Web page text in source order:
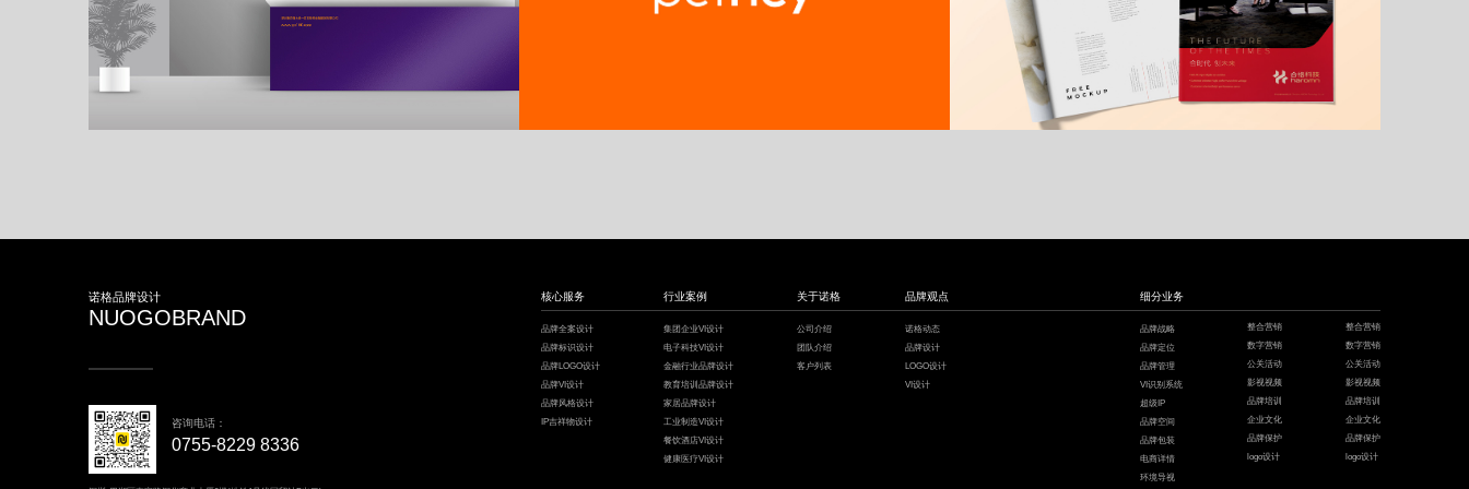
金融VI设计,基金理财LOGO设计,VI设计 宠物品牌形象设计,宠物VI设计,智能养宠logo设计 新能源VI设计,汽车LOGO设计
诺格品牌设计
NUOGOBRAND
咨询电话：
0755-8229 8336
核心服务
品牌全案设计
品牌标识设计
品牌LOGO设计
品牌VI设计
品牌风格设计
IP吉祥物设计
行业案例
集团企业VI设计
电子科技VI设计
金融行业品牌设计
教育培训品牌设计
家居品牌设计
工业制造VI设计
餐饮酒店VI设计
健康医疗VI设计
关于诺格
公司介绍
团队介绍
客户列表
品牌观点
诺格动态
品牌设计
LOGO设计
VI设计
细分业务
品牌战略
品牌定位
品牌管理
VI识别系统
超级IP
品牌空间
品牌包装
电商详情
环境导视
整合营销
数字营销
公关活动
影视视频
品牌培训
企业文化
品牌保护
logo设计
整合营销
数字营销
公关活动
影视视频
品牌培训
企业文化
品牌保护
logo设计